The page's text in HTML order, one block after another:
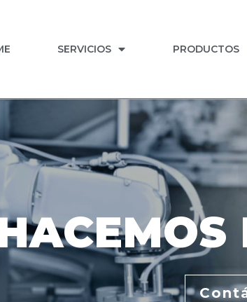
SERVICIOS PRODUCTOS